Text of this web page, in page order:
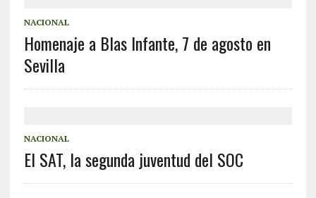
NACIONAL
Homenaje a Blas Infante, 7 de agosto en
Sevilla
NACIONAL
El SAT, la segunda juventud del SOC